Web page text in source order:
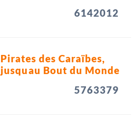
6142012
Pirates des Caraïbes,
jusquau Bout du Monde
5763379